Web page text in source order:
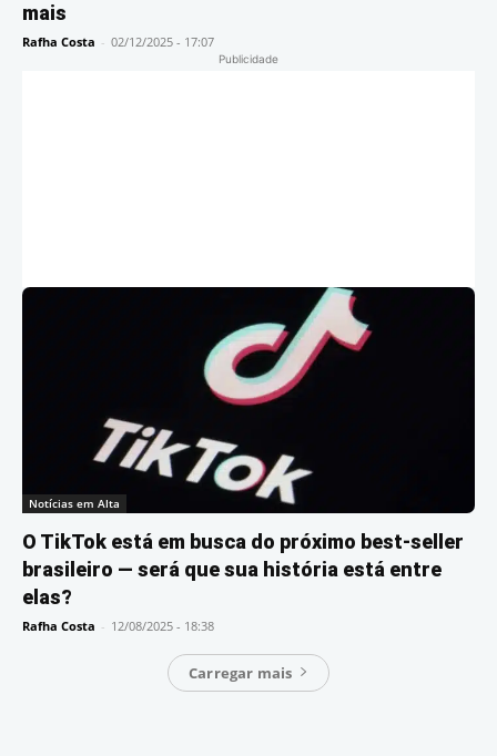
mais
Rafha Costa - 02/12/2025 - 17:07
Publicidade
Notícias em Alta
O TikTok está em busca do próximo best-seller
brasileiro — será que sua história está entre
elas?
Rafha Costa - 12/08/2025 - 18:38
Carregar mais